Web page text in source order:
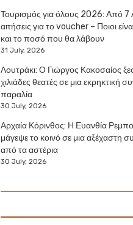
Τουρισμός για όλους 2026: Από 7
αιτήσεις για το voucher – Ποιοι
και το ποσό που θα λάβουν
31 July, 2026
Λουτράκι: Ο Γιώργος Κακοσαίος
χιλιάδες θεατές σε μια εκρηκτική
παραλία
30 July, 2026
Αρχαία Κόρινθος: Η Ευανθία
μάγεψε το κοινό σε μια αξέχαστη
από τα αστέρια
30 July, 2026